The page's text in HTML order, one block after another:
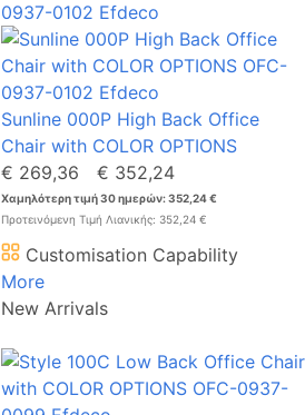
Sunline 000P High Back Office
Chair with COLOR OPTIONS
€ 269,36
€ 352,24
Χαμηλότερη τιμή 30 ημερών: 352,24 €
Προτεινόμενη Τιμή Λιανικής: 352,24 €
Customisation Capability
More
New Arrivals